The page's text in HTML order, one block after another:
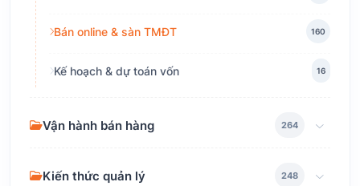
Bán online & sàn TMĐT 160
Kế hoạch & dự toán vốn 16
Vận hành bán hàng 264
Kiến thức quản lý 248